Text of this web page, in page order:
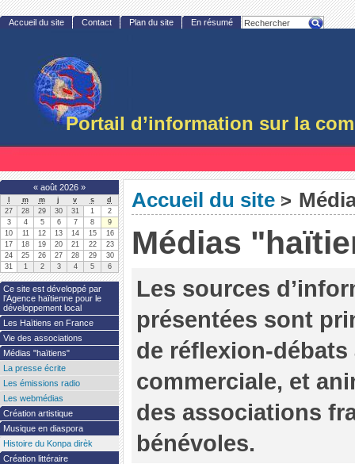
Portail d’information sur la
Accueil du site >
Médias
Les sources
présentées sont
de réflexion-
commerciale, et
des associations
bénévoles.
Accueil du site Contact Plan du site En résumé
« août 2026 »
m m j v s
d
27
28 29 30 31 1
2
3
4 5 6 7 8
9
10
11 12 13 14 15
16
17
18 19 20 21 22
23
24
25 26 27 28 29
30
31
1 2 3 4 5 6
Ce site est développé par
l’Agence haïtienne pour le
développement local
Les Haïtiens en France
Vie des associations
Médias "haïtiens"
La presse écrite
Les émissions radio
Les webmédias
Création artistique
Musique en diaspora
Histoire du Konpa dirèk
Création littéraire